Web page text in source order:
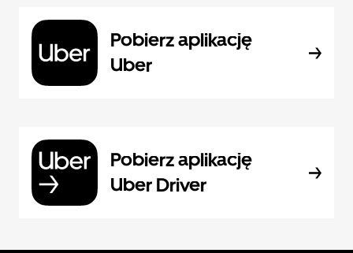
Pobierz aplikację
Uber
Pobierz aplikację
Uber Driver